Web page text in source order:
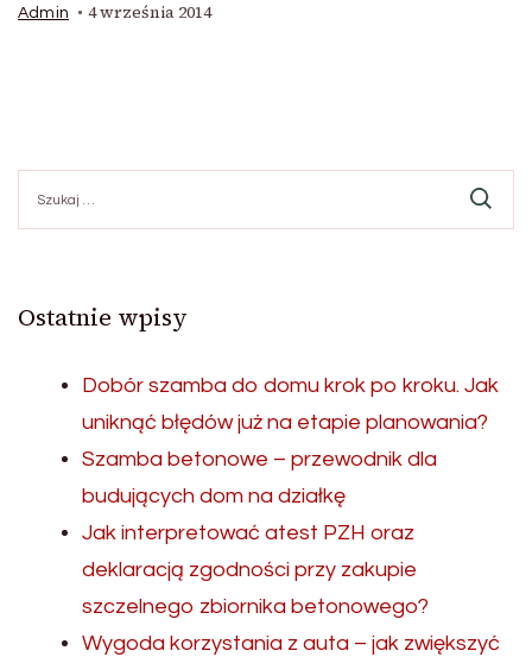
Admin 4 września 2014
Ostatnie wpisy
Dobór szamba do domu krok po kroku. Jak
uniknąć błędów już na etapie planowania?
Szamba betonowe – przewodnik dla
budujących dom na działkę
Jak interpretować atest PZH oraz
deklaracją zgodności przy zakupie
szczelnego zbiornika betonowego?
Wygoda korzystania z auta – jak zwiększyć